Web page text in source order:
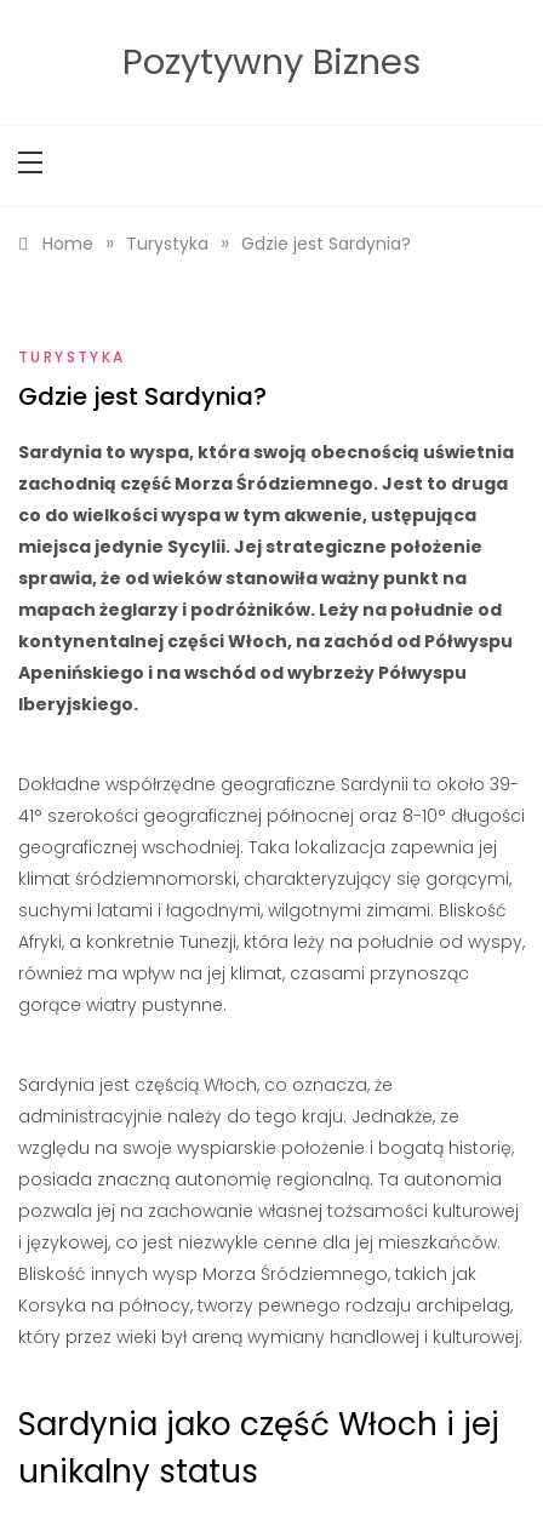
Pozytywny Biznes
Home » Turystyka » Gdzie jest Sardynia?
TURYSTYKA
Gdzie jest Sardynia?
Sardynia to wyspa, która swoją obecnością uświetnia
zachodnią część Morza Śródziemnego. Jest to druga
co do wielkości wyspa w tym akwenie, ustępująca
miejsca jedynie Sycylii. Jej strategiczne położenie
sprawia, że od wieków stanowiła ważny punkt na
mapach żeglarzy i podróżników. Leży na południe od
kontynentalnej części Włoch, na zachód od Półwyspu
Apenińskiego i na wschód od wybrzeży Półwyspu
Iberyjskiego.
Dokładne współrzędne geograficzne Sardynii to około 39-
41° szerokości geograficznej północnej oraz 8-10° długości
geograficznej wschodniej. Taka lokalizacja zapewnia jej
klimat śródziemnomorski, charakteryzujący się gorącymi,
suchymi latami i łagodnymi, wilgotnymi zimami. Bliskość
Afryki, a konkretnie Tunezji, która leży na południe od wyspy,
również ma wpływ na jej klimat, czasami przynosząc
gorące wiatry pustynne.
Sardynia jest częścią Włoch, co oznacza, że
administracyjnie należy do tego kraju. Jednakże, ze
względu na swoje wyspiarskie położenie i bogatą historię,
posiada znaczną autonomię regionalną. Ta autonomia
pozwala jej na zachowanie własnej tożsamości kulturowej
i językowej, co jest niezwykle cenne dla jej mieszkańców.
Bliskość innych wysp Morza Śródziemnego, takich jak
Korsyka na północy, tworzy pewnego rodzaju archipelag,
który przez wieki był areną wymiany handlowej i kulturowej.
Sardynia jako część Włoch i jej
unikalny status